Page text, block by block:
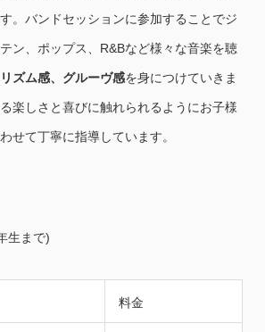
。バンドセッションに参加することでジ
ン、ポップス、R&Bなど様々な音楽を聴
リズム感、グルーヴ感を身につけていきま
楽しさと喜びに触れられるようにお子様
せて丁寧に指導しています。
生まで)
料金